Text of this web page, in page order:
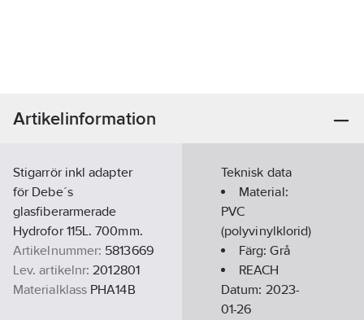
Artikelinformation
Stigarrör inkl adapter
för Debe´s
glasfiberarmerade
Hydrofor 115L. 700mm.
Artikelnummer: 5813669
Lev. artikelnr: 2012801
Materialklass PHA14B
Teknisk data
Material:
PVC
(polyvinylklorid)
Färg:Grå
REACH
Datum: 2023-
01-26